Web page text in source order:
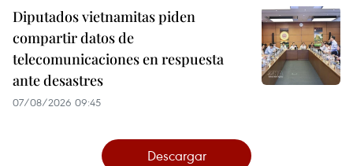
Diputados vietnamitas piden
compartir datos de
telecomunicaciones en respuesta
ante desastres
07/08/2026 09:45
Descargar